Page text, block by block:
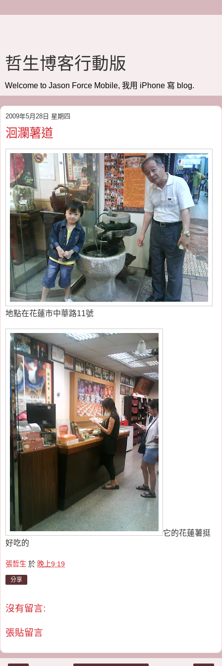
哲生博客行動版
Welcome to Jason Force Mobile, 我用 iPhone 寫 blog.
2009年5月28日 星期四
洄瀾薯道
地點在花蓮市中華路11號
它的花蓮薯挺
好吃的
張哲生 於 晚上9:19
分享
沒有留言:
張貼留言